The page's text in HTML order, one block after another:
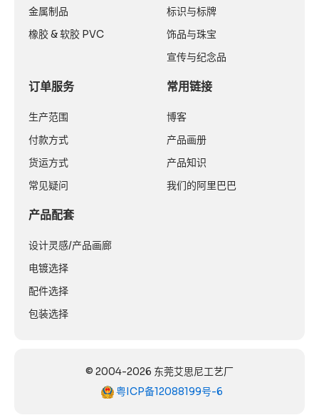
金属制品
橡胶 & 软胶 PVC
订单服务
生产范围
付款方式
货运方式
常见疑问
标识与标牌
饰品与珠宝
宣传与纪念品
常用链接
博客
产品画册
产品知识
我们的阿里巴巴
产品配套
设计灵感/产品画廊
电镀选择
配件选择
包装选择
© 2004-2026 东莞艾思尼工艺厂
粤ICP备12088199号-6